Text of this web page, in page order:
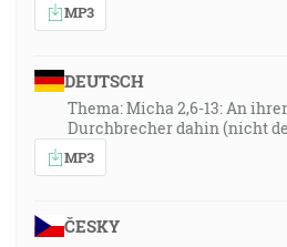
MP3
DEUTSCH
Thema: Micha 2,6-13: An
Durchbrecher dahin (nicht
MP3
ČESKY